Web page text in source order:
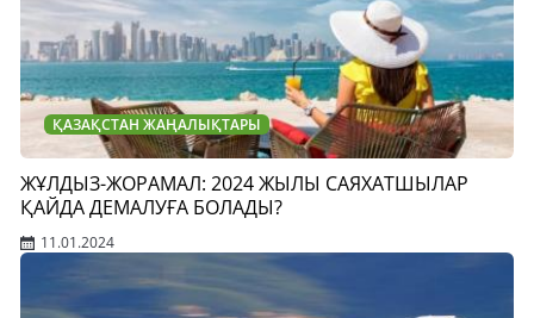
ҚАЗАҚСТАН ЖАҢАЛЫҚТАРЫ
ЖҰЛДЫЗ-ЖОРАМАЛ: 2024 ЖЫЛЫ САЯХАТШЫЛАР
ҚАЙДА ДЕМАЛУҒА БОЛАДЫ?
11.01.2024